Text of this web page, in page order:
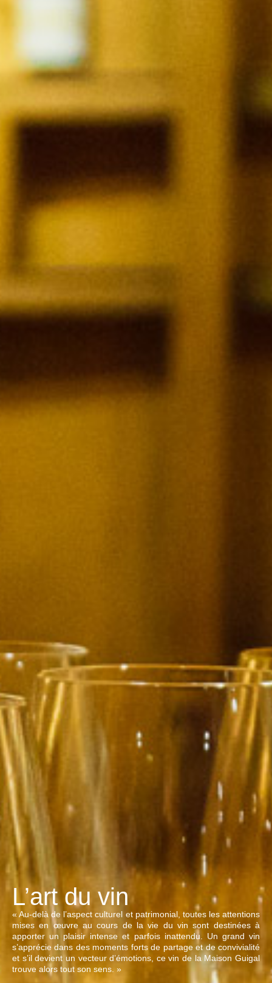
L’art du vin
« Au-delà de l’aspect culturel et patrimonial, toutes les attentions
mises en œuvre au cours de la vie du vin sont destinées à
apporter un plaisir intense et parfois inattendu. Un grand vin
s’apprécie dans des moments forts de partage et de convivialité
et s’il devient un vecteur d’émotions, ce vin de la Maison Guigal
trouve alors tout son sens. »